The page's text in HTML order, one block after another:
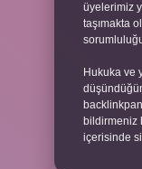
üyelerimiz
taşımakta
Hukuka ve
bildirmeniz
içerisinde